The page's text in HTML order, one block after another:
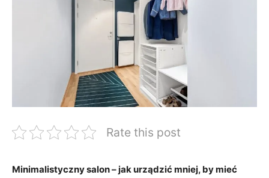
Rate this post
Minimalistyczny salon – jak urządzić mniej, by mieć